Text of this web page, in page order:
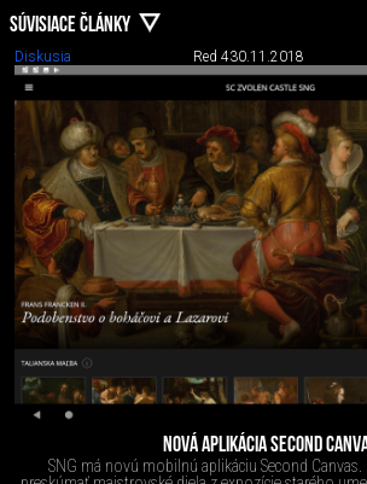
SÚVISIACE ČLÁNKY
Diskusia Red 430.11.2018
NOVÁ APLIKÁCIA SECOND
SNG má novú mobilnú aplikáciu Second